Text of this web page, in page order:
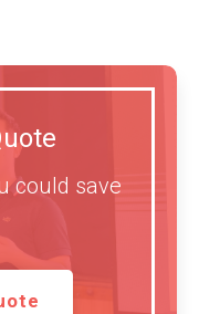
could save